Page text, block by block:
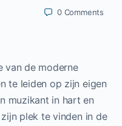
0 Comments
van de moderne
te leiden op zijn eigen
muzikant in hart en
plek te vinden in de